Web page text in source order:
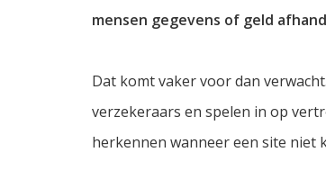
mensen gegevens of geld
Dat komt vaker voor dan
verzekeraars en spelen in op
herkennen wanneer een site niet